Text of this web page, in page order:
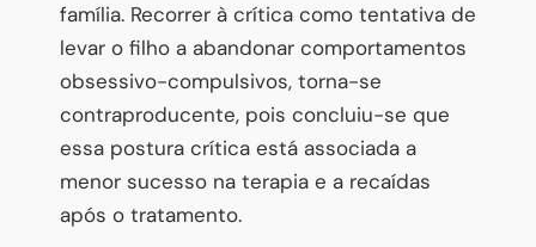
família. Recorrer à crítica como tentativa de
levar o filho a abandonar comportamentos
obsessivo-compulsivos, torna-se
contraproducente, pois concluiu-se que
essa postura crítica está associada a
menor sucesso na terapia e a recaídas
após o tratamento.